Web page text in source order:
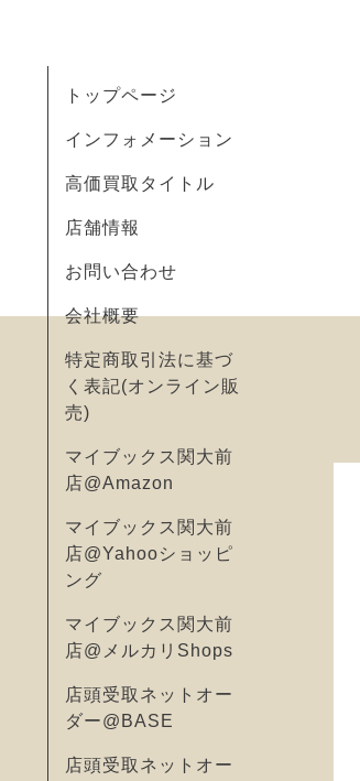
トップページ
インフォメーション
高価買取タイトル
店舗情報
お問い合わせ
会社概要
特定商取引法に基づ
く表記(オンライン販
売)
マイブックス関大前
店@Amazon
マイブックス関大前
店@Yahooショッピ
ング
マイブックス関大前
店@メルカリShops
店頭受取ネットオー
ダー@BASE
店頭受取ネットオー